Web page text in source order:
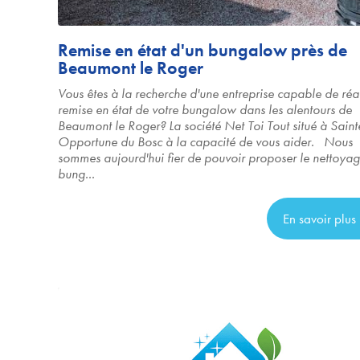
Remise en état d'un bungalow près de
Beaumont le Roger
Vous êtes à la recherche d'une entreprise capable de
remise en état de votre bungalow dans les alentours de
Beaumont le Roger? La société Net Toi Tout situé à
Opportune du Bosc à la capacité de vous aider. Nous
sommes aujourd'hui fier de pouvoir proposer le
bung...
En savoir plus